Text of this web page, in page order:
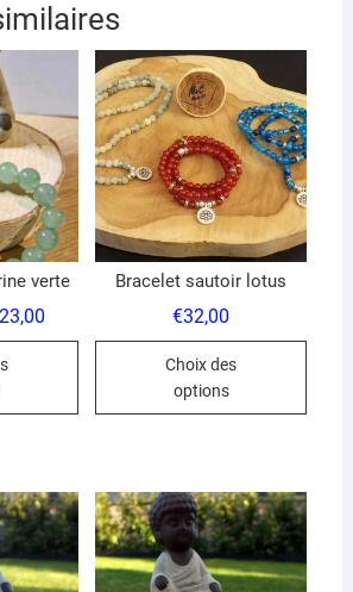
verte
Plage
Ce
Les
options
peuvent
être
Bracelet sautoir lotus
€32,00
Choix des
options
Ce
Les